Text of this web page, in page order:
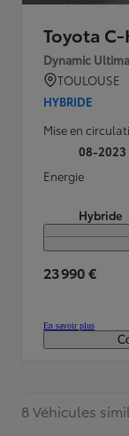
Toyota C-
Dynamic
TOULOUSE
HYBRIDE
Mise en
08-2023
Energie
Hybride
23 990 €
En savoir plus
8 Véhicules